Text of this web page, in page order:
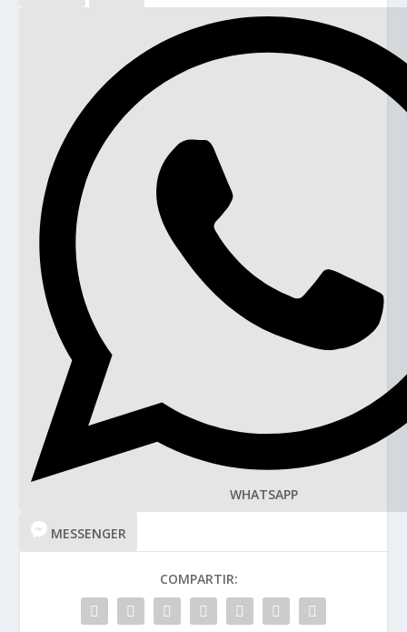
WHATSAPP
MESSENGER
COMPARTIR: